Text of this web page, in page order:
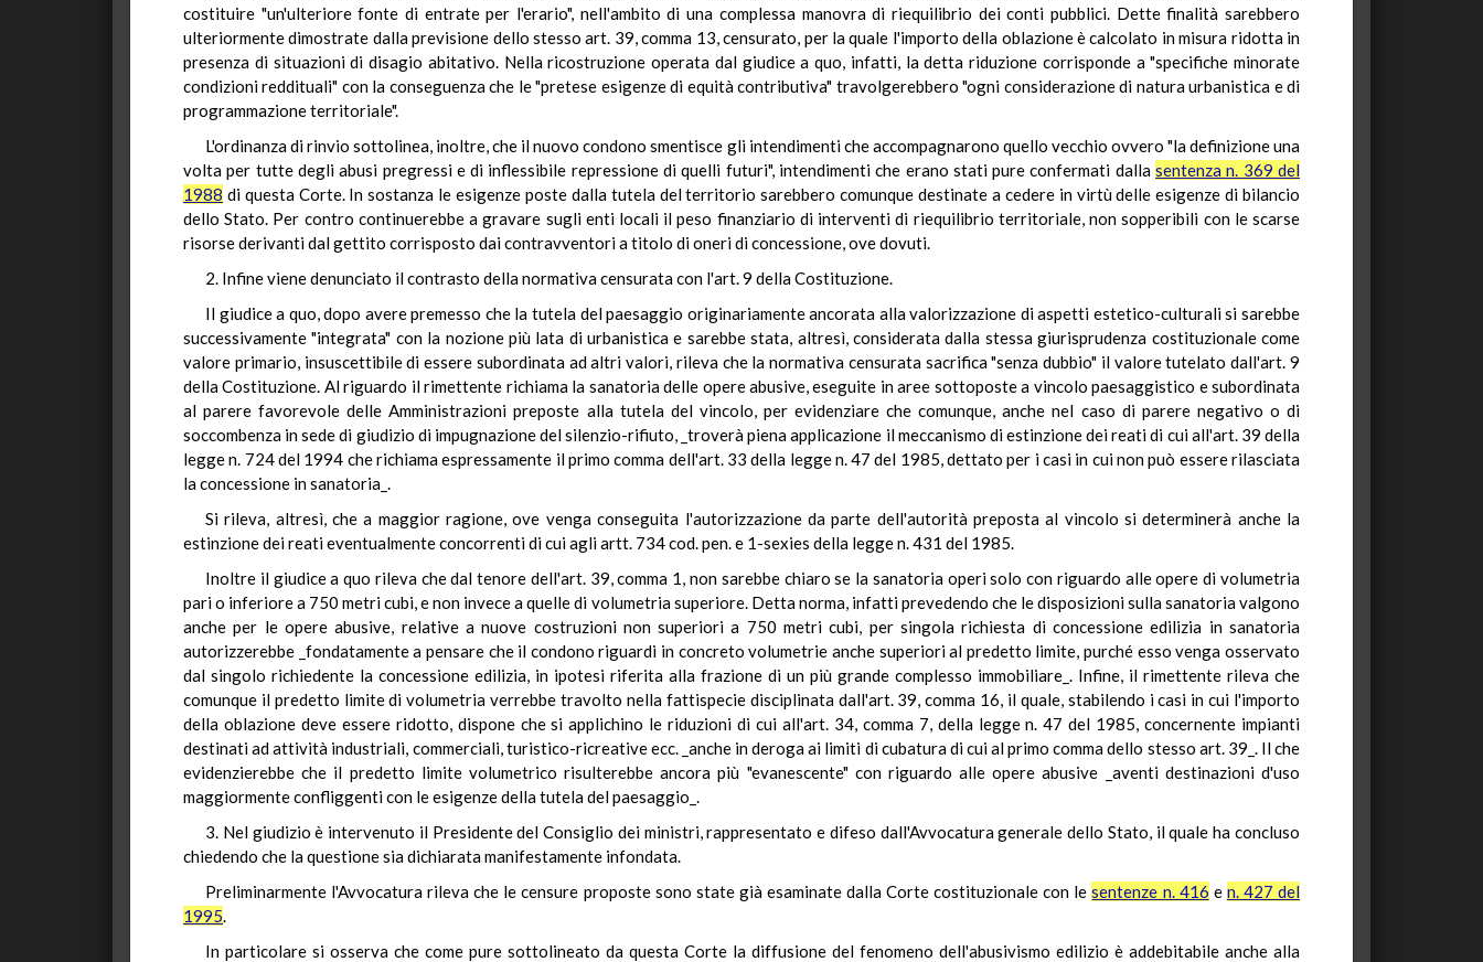
costituire "un'ulteriore fonte di entrate per l'erario", nell'ambito di una complessa manovra di riequilibrio dei conti pubblici. Dette finalità sarebbero
ulteriormente dimostrate dalla previsione dello stesso art. 39, comma 13, censurato, per la quale l'importo della oblazione è calcolato in misura ridotta in
presenza di situazioni di disagio abitativo. Nella ricostruzione operata dal giudice a quo, infatti, la detta riduzione corrisponde a "specifiche minorate
condizioni reddituali" con la conseguenza che le "pretese esigenze di equità contributiva" travolgerebbero "ogni considerazione di natura urbanistica e di
programmazione territoriale".
L'ordinanza di rinvio sottolinea, inoltre, che il nuovo condono smentisce gli intendimenti che accompagnarono quello vecchio ovvero "la definizione una
volta per tutte degli abusi pregressi e di inflessibile repressione di quelli futuri", intendimenti che erano stati pure confermati dallasentenza n. 369 del
1988 di questa Corte. In sostanza le esigenze poste dalla tutela del territorio sarebbero comunque destinate a cedere in virtù delle esigenze di bilancio
dello Stato. Per contro continuerebbe a gravare sugli enti locali il peso finanziario di interventi di riequilibrio territoriale, non sopperibili con le scarse
risorse derivanti dal gettito corrisposto dai contravventori a titolo di oneri di concessione, ove dovuti.
2. Infine viene denunciato il contrasto della normativa censurata con l'art. 9 della Costituzione.
Il giudice a quo, dopo avere premesso che la tutela del paesaggio originariamente ancorata alla valorizzazione di aspetti estetico-culturali si sarebbe
successivamente "integrata" con la nozione più lata di urbanistica e sarebbe stata, altresì, considerata dalla stessa giurisprudenza costituzionale come
valore primario, insuscettibile di essere subordinata ad altri valori, rileva che la normativa censurata sacrifica "senza dubbio" il valore tutelato dall'art. 9
della Costituzione. Al riguardo il rimettente richiama la sanatoria delle opere abusive, eseguite in aree sottoposte a vincolo paesaggistico e subordinata
al parere favorevole delle Amministrazioni preposte alla tutela del vincolo, per evidenziare che comunque, anche nel caso di parere negativo o di
soccombenza in sede di giudizio di impugnazione del silenzio-rifiuto, _troverà piena applicazione il meccanismo di estinzione dei reati di cui all'art. 39 della
legge n. 724 del 1994 che richiama espressamente il primo comma dell'art. 33 della legge n. 47 del 1985, dettato per i casi in cui non può essere rilasciata
la concessione in sanatoria_.
Si rileva, altresì, che a maggior ragione, ove venga conseguita l'autorizzazione da parte dell'autorità preposta al vincolo si determinerà anche la
estinzione dei reati eventualmente concorrenti di cui agli artt. 734 cod. pen. e 1-sexies della legge n. 431 del 1985.
Inoltre il giudice a quo rileva che dal tenore dell'art. 39, comma 1, non sarebbe chiaro se la sanatoria operi solo con riguardo alle opere di volumetria
pari o inferiore a 750 metri cubi, e non invece a quelle di volumetria superiore. Detta norma, infatti prevedendo che le disposizioni sulla sanatoria valgono
anche per le opere abusive, relative a nuove costruzioni non superiori a 750 metri cubi, per singola richiesta di concessione edilizia in sanatoria
autorizzerebbe _fondatamente a pensare che il condono riguardi in concreto volumetrie anche superiori al predetto limite, purché esso venga osservato
dal singolo richiedente la concessione edilizia, in ipotesi riferita alla frazione di un più grande complesso immobiliare_. Infine, il rimettente rileva che
comunque il predetto limite di volumetria verrebbe travolto nella fattispecie disciplinata dall'art. 39, comma 16, il quale, stabilendo i casi in cui l'importo
della oblazione deve essere ridotto, dispone che si applichino le riduzioni di cui all'art. 34, comma 7, della legge n. 47 del 1985, concernente impianti
destinati ad attività industriali, commerciali, turistico-ricreative ecc. _anche in deroga ai limiti di cubatura di cui al primo comma dello stesso art. 39_. Il che
evidenzierebbe che il predetto limite volumetrico risulterebbe ancora più "evanescente" con riguardo alle opere abusive _aventi destinazioni d'uso
maggiormente confliggenti con le esigenze della tutela del paesaggio_.
3. Nel giudizio è intervenuto il Presidente del Consiglio dei ministri, rappresentato e difeso dall'Avvocatura generale dello Stato, il quale ha concluso
chiedendo che la questione sia dichiarata manifestamente infondata.
Preliminarmente l'Avvocatura rileva che le censure proposte sono state già esaminate dalla Corte costituzionale con lesentenze n. 416 e n. 427 del
1995.
In particolare si osserva che come pure sottolineato da questa Corte la diffusione del fenomeno dell'abusivismo edilizio è addebitabile anche alla